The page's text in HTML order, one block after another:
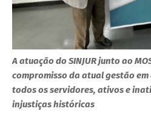
A atuação do SINJUR junto ao
compromisso da atual gestão
todos os servidores, ativos e
injustiças históricas